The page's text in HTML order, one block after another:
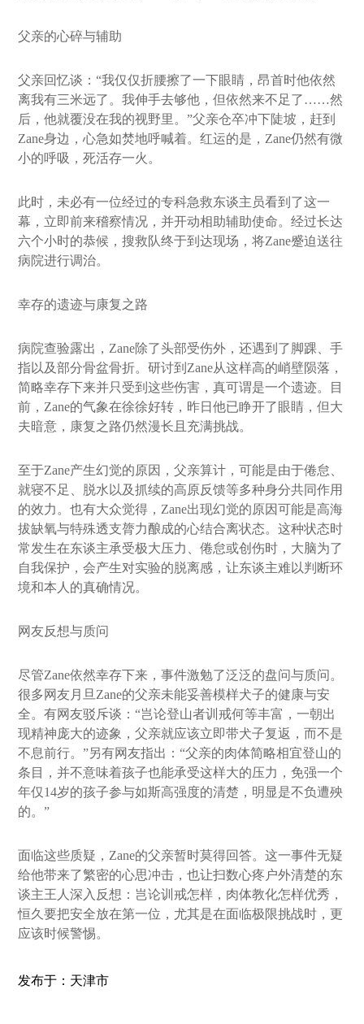
父亲的心碎与辅助
父亲回忆谈：“我仅仅折腰擦了一下眼睛，昂首时他依然
离我有三米远了。我伸手去够他，但依然来不足了……然
后，他就覆没在我的视野里。”父亲仓卒冲下陡坡，赶到
Zane身边，心急如焚地呼喊着。红运的是，Zane仍然有微
小的呼吸，死活存一火。
此时，未必有一位经过的专科急救东谈主员看到了这一
幕，立即前来稽察情况，并开动相助辅助使命。经过长达
六个小时的恭候，搜救队终于到达现场，将Zane蹙迫送往
病院进行调治。
幸存的遗迹与康复之路
病院查验露出，Zane除了头部受伤外，还遇到了脚踝、手
指以及部分骨盆骨折。研讨到Zane从这样高的峭壁陨落，
简略幸存下来并只受到这些伤害，真可谓是一个遗迹。目
前，Zane的气象在徐徐好转，昨日他已睁开了眼睛，但大
夫暗意，康复之路仍然漫长且充满挑战。
至于Zane产生幻觉的原因，父亲算计，可能是由于倦怠、
就寝不足、脱水以及抓续的高原反馈等多种身分共同作用
的效力。也有大众觉得，Zane出现幻觉的原因可能是高海
拔缺氧与特殊透支膂力酿成的心结合离状态。这种状态时
常发生在东谈主承受极大压力、倦怠或创伤时，大脑为了
自我保护，会产生对实验的脱离感，让东谈主难以判断环
境和本人的真确情况。
网友反想与质问
尽管Zane依然幸存下来，事件激勉了泛泛的盘问与质问。
很多网友月旦Zane的父亲未能妥善模样犬子的健康与安
全。有网友驳斥谈：“岂论登山者训戒何等丰富，一朝出
现精神庞大的迹象，父亲就应该立即带犬子复返，而不是
不息前行。”另有网友指出：“父亲的肉体简略相宜登山的
条目，并不意味着孩子也能承受这样大的压力，免强一个
年仅14岁的孩子参与如斯高强度的清楚，明显是不负遭殃
的。”
面临这些质疑，Zane的父亲暂时莫得回答。这一事件无疑
给他带来了繁密的心思冲击，也让扫数心疼户外清楚的东
谈主王人深入反想：岂论训戒怎样，肉体教化怎样优秀，
恒久要把安全放在第一位，尤其是在面临极限挑战时，更
应该时候警惕。
发布于：天津市